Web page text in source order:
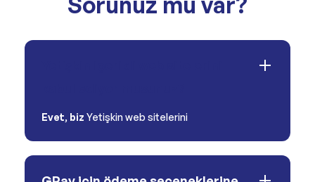
Evet, biz Yetişkin web sitelerini